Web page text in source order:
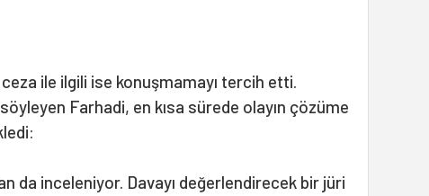
ile ilgili ise konuşmamayı tercih etti.
Farhadi, en kısa sürede olayın çözüme
da inceleniyor. Davayı değerlendirecek bir jüri